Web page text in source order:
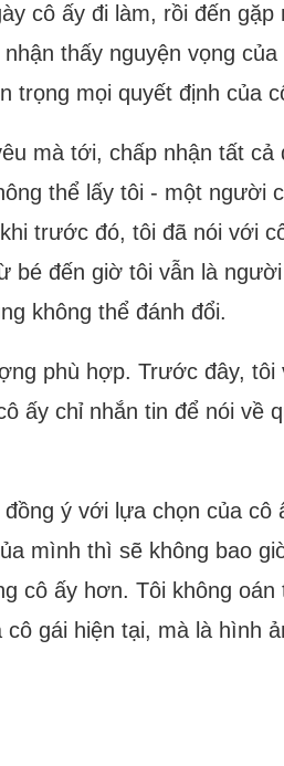
cô ấy đi làm, rồi đến
thấy nguyện vọng
trọng mọi quyết định của
mà tới, chấp nhận tất
thể lấy tôi - một người
trước đó, tôi đã nói với
đến giờ tôi vẫn là
không thể đánh đổi.
phù hợp. Trước đây,
ấy chỉ nhắn tin để nói
ý với lựa chọn của
mình thì sẽ không bao
cô ấy hơn. Tôi không
gái hiện tại, mà là hình